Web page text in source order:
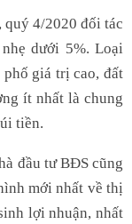
quý 4/2020 đối tác
dưới 5%. Loại
giá trị cao, đất
ít nhất là chung
tiền.
đầu tư BĐS cũng
mới nhất về thị
lợi nhuận, nhất